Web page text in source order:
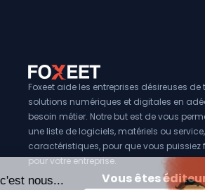
Foxeet aide les entreprises désireuses de
solutions numériques et digitales en
besoin métier. Notre but est de vous
une liste de logiciels, matériels ou
caractéristiques, pour que vous puissiez
pour votre entreprise.
Vous êtes